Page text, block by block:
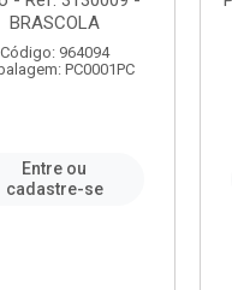
BRASCOLA
Código: 964094
PC0001PC
Entre ou
cadastre-se